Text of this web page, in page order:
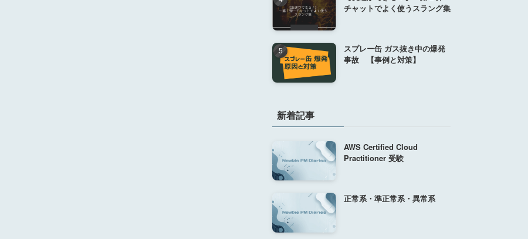
チャットでよく使うスラング集
スプレー缶 ガス抜き中の爆発
事故 【事例と対策】
新着記事
AWS Certified Cloud
Practitioner 受験
正常系・準正常系・異常系